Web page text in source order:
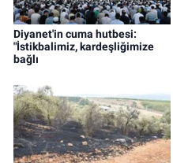
Diyanet'in cuma hutbesi:
"İstikbalimiz, kardeşliğimize
bağlı